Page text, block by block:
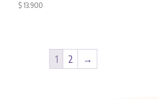
$13.900
1 2 →